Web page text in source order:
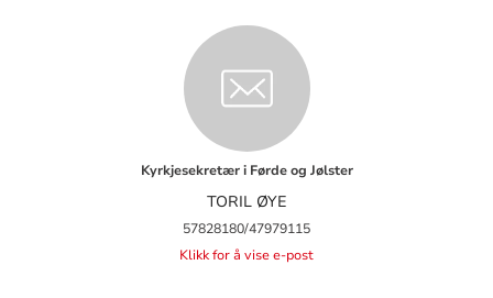
Kyrkjesekretær i Førde og Jølster
TORIL ØYE
57828180/47979115
Klikk for å vise e-post